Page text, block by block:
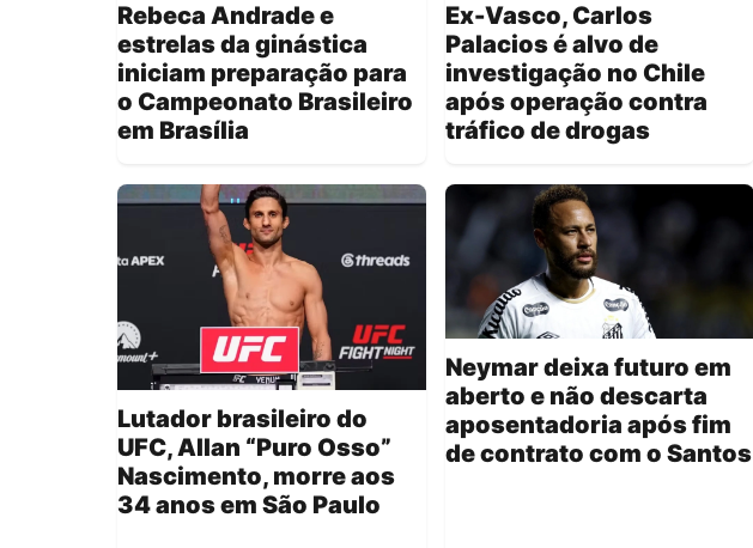
Rebeca Andrade e
estrelas da ginástica
iniciam preparação para
o Campeonato Brasileiro
em Brasília
Ex-Vasco, Carlos
Palacios é alvo de
investigação no Chile
após operação contra
tráfico de drogas
Lutador brasileiro do
UFC, Allan “Puro Osso”
Nascimento, morre aos
34 anos em São Paulo
Neymar deixa futuro em
aberto e não descarta
aposentadoria após fim
de contrato com o Santos